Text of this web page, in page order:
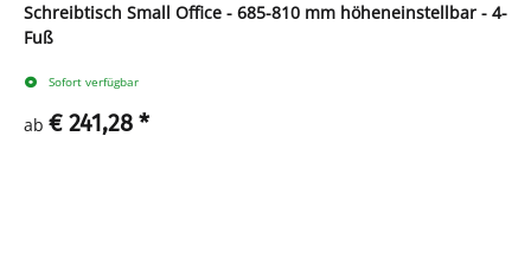
Schreibtisch Small Office - 685-810 mm höheneinstellbar - 4-
Fuß
Sofort verfügbar
ab € 241,28 *